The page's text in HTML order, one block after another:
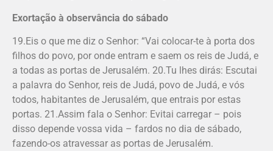
Exortação à observância do sábado
19.Eis o que me diz o Senhor: “Vai colocar-te à porta dos
filhos do povo, por onde entram e saem os reis de Judá, e
a todas as portas de Jerusalém. 20.Tu lhes dirás: Escutai
a palavra do Senhor, reis de Judá, povo de Judá, e vós
todos, habitantes de Jerusalém, que entrais por estas
portas. 21.Assim fala o Senhor: Evitai carregar – pois
disso depende vossa vida – fardos no dia de sábado,
fazendo-os atravessar as portas de Jerusalém.